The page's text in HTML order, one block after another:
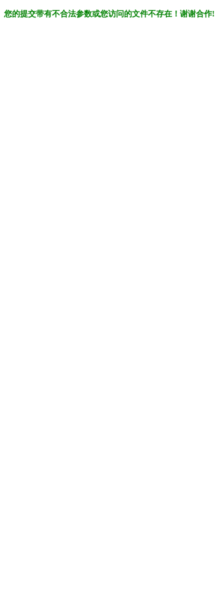
您的提交带有不合法参数或您访问的文件不存在！谢谢合作!